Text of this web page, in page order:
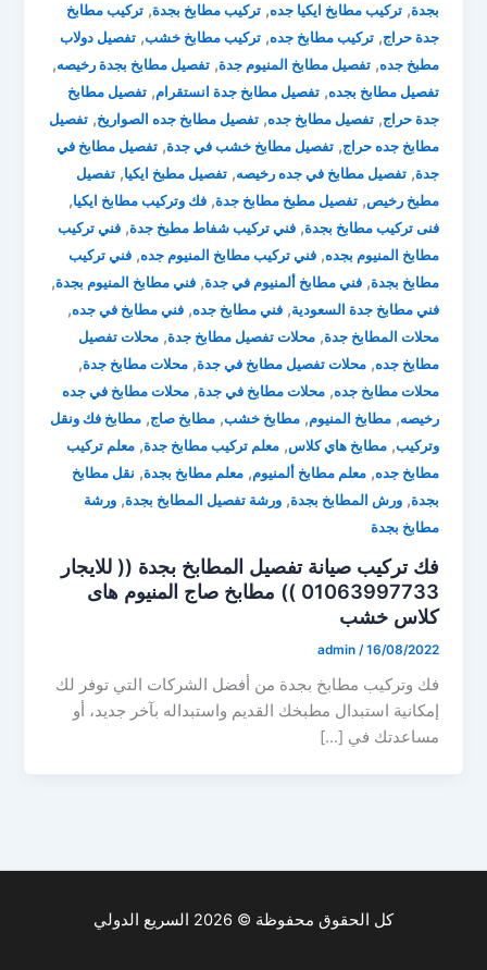
بجدة,تركيب مطابخ ايكيا جده,تركيب مطابخ بجدة,تركيب مطابخ
جدة حراج,تركيب مطابخ جده,تركيب مطابخ خشب,تفصيل دولاب
مطبخ جده,تفصيل مطابخ المنيوم جدة,تفصيل مطابخ بجدة رخيصه,
تفصيل مطابخ بجده,تفصيل مطابخ جدة انستقرام,تفصيل مطابخ
جدة حراج,تفصيل مطابخ جده,تفصيل مطابخ جده الصواريخ,تفصيل
مطابخ جده حراج,تفصيل مطابخ خشب في جدة,تفصيل مطابخ في
جدة,تفصيل مطابخ في جده رخيصه,تفصيل مطبخ ايكيا,تفصيل
مطبخ رخيص,تفصيل مطبخ مطابخ جدة,فك وتركيب مطابخ ايكيا,
فنى تركيب مطابخ بجدة,فني تركيب شفاط مطبخ جدة,فني تركيب
مطابخ المنيوم بجده,فني تركيب مطابخ المنيوم جده,فني تركيب
مطابخ بجدة,فني مطابخ ألمنيوم في جدة,فني مطابخ المنيوم بجدة,
فني مطابخ جدة السعودية,فني مطابخ جده,فني مطابخ في جده,
محلات المطابخ جدة,محلات تفصيل مطابخ جدة,محلات تفصيل
مطابخ جده,محلات تفصيل مطابخ في جدة,محلات مطابخ جدة,
محلات مطابخ جده,محلات مطابخ في جدة,محلات مطابخ في جده
رخيصه,مطابخ المنيوم,مطابخ خشب,مطابخ صاج,مطابخ فك ونقل
وتركيب,مطابخ هاي كلاس,معلم تركيب مطابخ جدة,معلم تركيب
مطابخ جده,معلم مطابخ ألمنيوم,معلم مطابخ بجدة, نقل مطابخ
بجدة,ورش المطابخ بجدة,ورشة تفصيل المطابخ بجدة,ورشة
مطابخ بجدة
فك تركيب صيانة تفصيل المطابخ بجدة (( للايجار
01063997733 )) مطابخ صاج المنيوم هاى
كلاس خشب
admin /16/08/2022
فك وتركيب مطابخ بجدة من أفضل الشركات التي توفر لك
إمكانية استبدال مطبخك القديم واستبداله بآخر جديد، أو
مساعدتك في […]
كل الحقوق محفوظة © 2026 السريع الدولي